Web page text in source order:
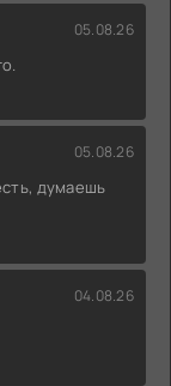
05.08.26
05.08.26
думаешь
04.08.26